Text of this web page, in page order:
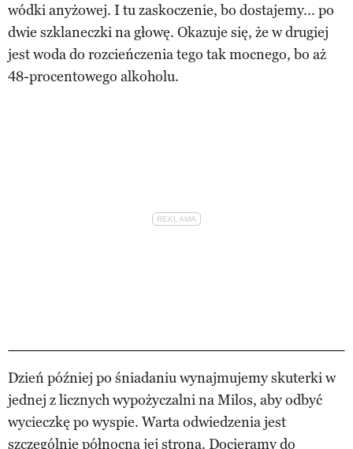
wódki anyżowej. I tu zaskoczenie, bo dostajemy... po
dwie szklaneczki na głowę. Okazuje się, że w drugiej
jest woda do rozcieńczenia tego tak mocnego, bo aż
48-procentowego alkoholu.
Dzień później po śniadaniu wynajmujemy skuterki w
jednej z licznych wypożyczalni na Milos, aby odbyć
wycieczkę po wyspie. Warta odwiedzenia jest
szczególnie północna jej strona. Docieramy do